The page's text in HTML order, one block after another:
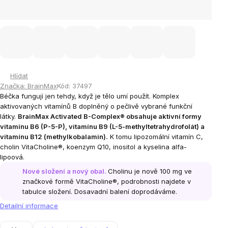
Hlídat
Značka: BrainMaxKód: 37497
Béčka fungují jen tehdy, když je tělo umí použít. Komplex
aktivovaných vitamínů B doplněný o pečlivě vybrané funkční
látky. BrainMax Activated B-Complex® obsahuje aktivní formy
vitamínu B6 (P-5-P), vitamínu B9 (L-5-methyltetrahydrofolát) a
vitamínu B12 (methylkobalamin). K tomu lipozomální vitamín C,
cholin VitaCholine®, koenzym Q10, inositol a kyselina alfa-
lipoová.
Nové složení a nový obal. Cholinu je nově 100 mg ve
značkové formě VitaCholine®, podrobnosti najdete v
tabulce složení. Dosavadní balení doprodáváme.
Detailní informace